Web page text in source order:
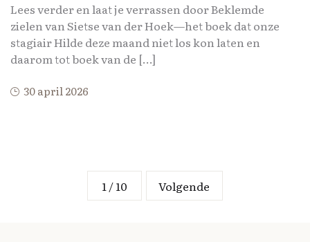
Lees verder en laat je verrassen door Beklemde
zielen van Sietse van der Hoek—het boek dat onze
stagiair Hilde deze maand niet los kon laten en
daarom tot boek van de […]
30 april 2026
1 / 10 Volgende